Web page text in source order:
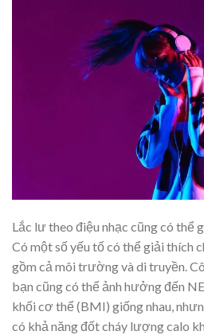
Lắc lư theo điệu nhạc cũng có thể
Có một số yếu tố có thể giải thích
gồm cả môi trường và di truyền.
bạn cũng có thể ảnh hưởng đến
khối cơ thể (BMI) giống nhau,
có khả năng đốt cháy lượng calo